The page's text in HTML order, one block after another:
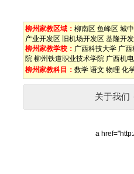
柳州家教区域： 柳南区 鱼峰区 城
产业开发区
旧机场开发区 基隆开
柳州家教学校： 广西科技大学 广
院 柳州铁道职业技术学院 广西机
柳州家教科目： 数学 语文 物理 化
关于我们
a